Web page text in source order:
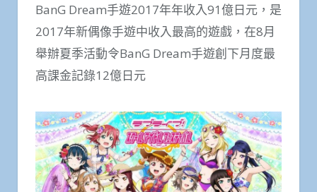
BanG Dream手遊2017年年收入91億日元，是
2017年新偶像手遊中收入最高的遊戲，在8月
舉辦夏季活動令BanG Dream手遊創下月度最
高課金記錄12億日元